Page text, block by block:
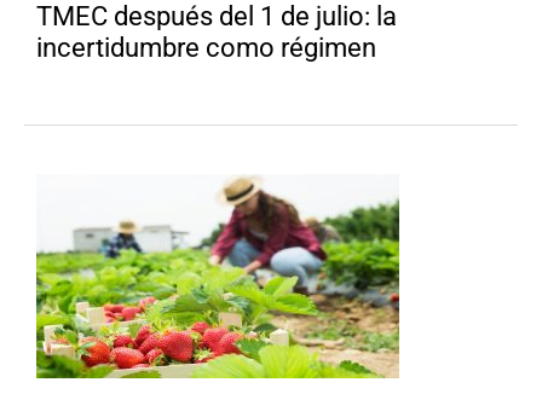
TMEC después del 1 de julio: la
incertidumbre como régimen